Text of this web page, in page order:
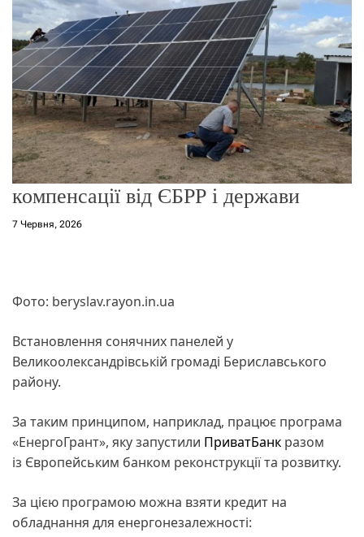
о
р
е
и
м
у
компенсації від ЄБРР і держави
7 Червня, 2026
Фото: beryslav.rayon.in.ua
Встановлення сонячних панелей у
Великоолександрівській громаді Бериславського
району.
За таким принципом, наприклад, працює програма
«ЕнергоГрант», яку запустили ПриватБанк разом
із Європейським банком реконструкції та розвитку.
За цією програмою можна взяти кредит на
обладнання для енергонезалежності: